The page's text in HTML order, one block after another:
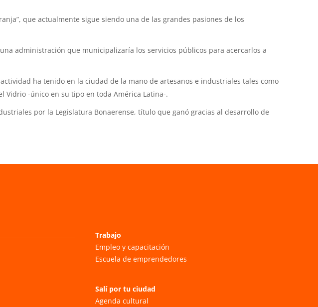
que actualmente sigue siendo una de las grandes pasiones de los
administración que municipalizaría los servicios públicos para acercarlos a
ha tenido en la ciudad de la mano de artesanos e industriales tales como
Vidrio -único en su tipo en toda América Latina-.
por la Legislatura Bonaerense, título que ganó gracias al desarrollo de
Trabajo
Empleo y capacitación
Escuela de emprendedores
Salí por tu ciudad
Agenda cultural